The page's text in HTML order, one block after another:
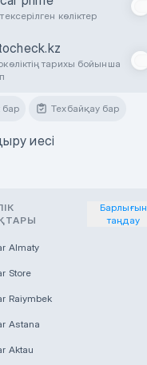
көліктер
тарихы бойынша
бар Техбайқау бар
иесі
Барлығын
таңдау
Almaty
Store
Raiymbek
Astana
Aktau